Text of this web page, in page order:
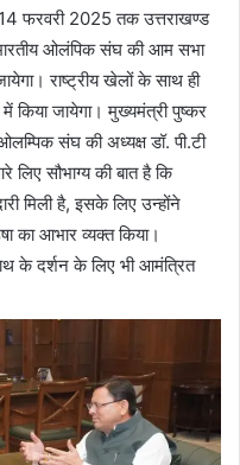
फरवरी 2025 तक उत्तराखण्ड
ओलंपिक संघ की आम सभा
राष्ट्रीय खेलों के साथ ही
किया जायेगा। मुख्यमंत्री पुष्कर
संघ की अध्यक्ष डॉ. पी.टी
सौभाग्य की बात है कि
मिली है, इसके लिए उन्होंने
का आभार व्यक्त किया।
के दर्शन के लिए भी आमंत्रित